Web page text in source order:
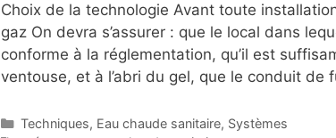
Choix de la technologie Avant toute
gaz On devra s’assurer : que le local dans
conforme à la réglementation, qu’il est
ventouse, et à l’abri du gel, que le conduit de
Catégories
Techniques, Eau chaude sanitaire, Systèmes